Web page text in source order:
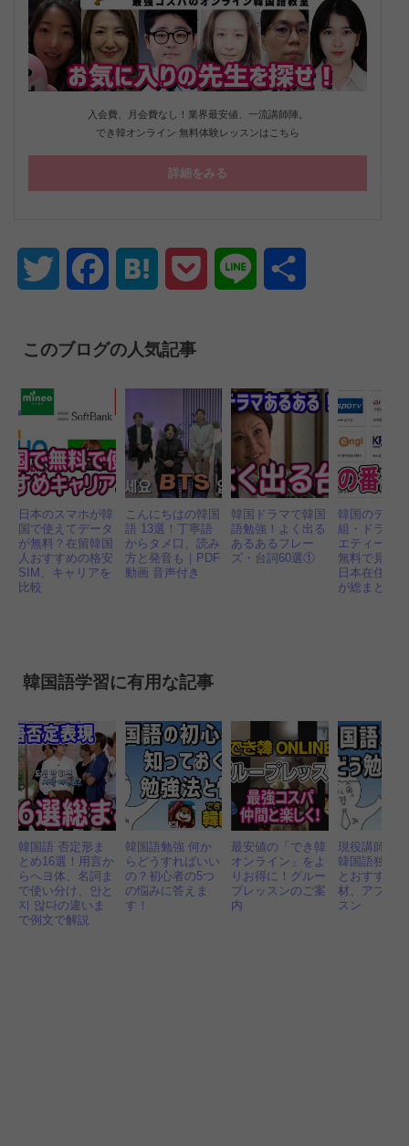
入会費、月会費なし！業界最安値、一流講師陣。
でき韓オンライン 無料体験レッスンはこちら
詳細をみる
Twitter FacebookHatena Pocket Line
このブログの人気記事
日本のスマホが韓
国で使えてデータ
が無料？在留韓国
人おすすめの格安
SIM、キャリアを
比較
こんにちはの韓国
語 13選！丁寧語
からタメ口、読み
方と発音も｜PDF
動画 音声付き
韓国ドラマで韓国
語勉強！よく出る
あるあるフレー
ズ・台詞60選①
韓国のテレ
組・ドラマ
エティー 日
無料で見る
日本在住の
が総まとめ
韓国語学習に有用な記事
韓国語 否定形ま
とめ16選！用言か
らへヨ体、名詞ま
で使い分け、안と
지 않다の違いま
で例文で解説
韓国語勉強 何か
らどうすればいい
の？初心者の5つ
の悩みに答えま
す！
最安値の「でき韓
オンライン」をよ
りお得に！グルー
プレッスンのご案
内
現役講師が
韓国語独学
とおすすめ
材、アプリ
スン